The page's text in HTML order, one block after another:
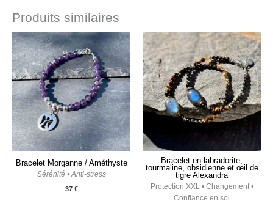
Produits similaires
Bracelet Morganne / Améthyste
Sérénité • Anti-stress
37 €
Bracelet en labradorite,
tourmaline, obsidienne et œil de
tigre Alexandra
Protection XXL • Changement •
Confiance en soi